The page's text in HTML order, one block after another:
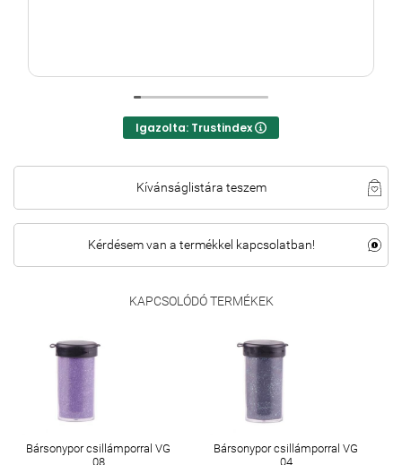
Igazolta: Trustindex
Kívánságlistára teszem
Kérdésem van a termékkel kapcsolatban!
KAPCSOLÓDÓ TERMÉKEK
Bársonypor csillámporral VG
08
Bársonypor csillámporral VG
04